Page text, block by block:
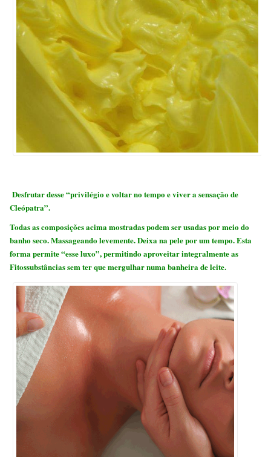
Desfrutar desse “privilégio e voltar no tempo e viver a sensação de
Cleópatra”.
Todas as composições acima mostradas podem ser usadas por meio do
banho seco. Massageando levemente. Deixa na pele por um tempo.Esta
forma permite “esse luxo”, permitindo aproveitar integralmente as
Fitossubstâncias sem ter que mergulhar numa banheira de leite.